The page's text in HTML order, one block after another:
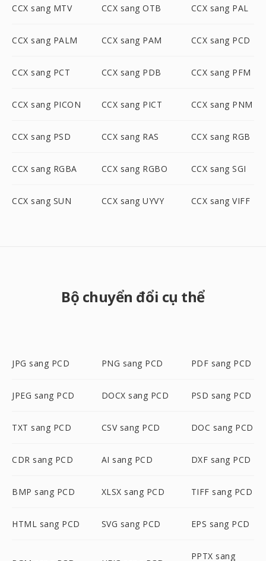
CCX sang MTV CCX sang OTB CCX sang PAL
CCX sang PALM CCX sang PAM CCX sang PCD
CCX sang PCT CCX sang PDB CCX sang PFM
CCX sang PICON CCX sang PICT CCX sang PNM
CCX sang PSD CCX sang RAS CCX sang RGB
CCX sang RGBA CCX sang RGBO CCX sang SGI
CCX sang SUN CCX sang UYVY CCX sang VIFF
Bộ chuyển đổi cụ thể
JPG sang PCD PNG sang PCD PDF sang PCD
JPEG sang PCD DOCX sang PCD PSD sang PCD
TXT sang PCD CSV sang PCD DOC sang PCD
CDR sang PCD AI sang PCD DXF sang PCD
BMP sang PCD XLSX sang PCD TIFF sang PCD
HTML sang PCD SVG sang PCD EPS sang PCD
PPTX sang